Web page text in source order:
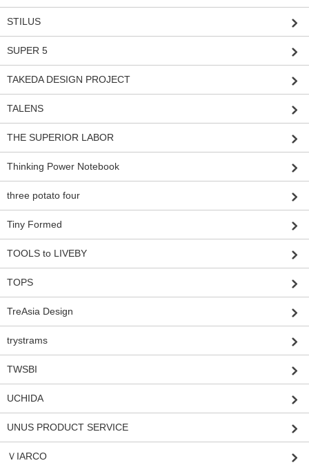
STILUS
SUPER 5
TAKEDA DESIGN PROJECT
TALENS
THE SUPERIOR LABOR
Thinking Power Notebook
three potato four
Tiny Formed
TOOLS to LIVEBY
TOPS
TreAsia Design
trystrams
TWSBI
UCHIDA
UNUS PRODUCT SERVICE
ＶIARCO